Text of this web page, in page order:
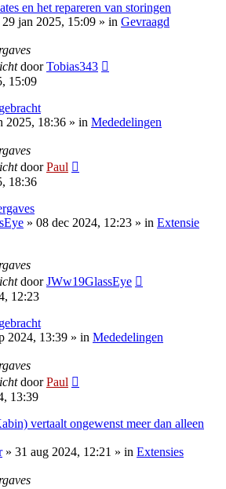
en het repareren van storingen
29 jan 2025, 15:09 » in Gevraagd
doorTobias343
15:09
2025, 18:36 » in Mededelingen
doorPaul
18:36
» 08 dec 2024, 12:23 » in Extensie
doorJWw19GlassEye
12:23
2024, 13:39 » in Mededelingen
doorPaul
13:39
vertaalt ongewenst meer dan alleen
» 31 aug 2024, 12:21 » in Extensies